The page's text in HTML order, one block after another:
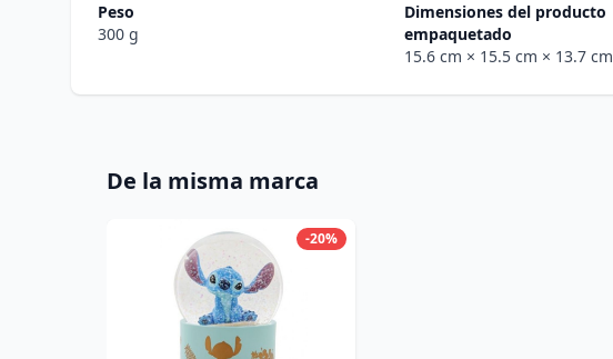
Peso
300 g
Dimensiones del producto
empaquetado
15.6 cm × 15.5 cm × 13.7 cm
De la misma marca
-20%